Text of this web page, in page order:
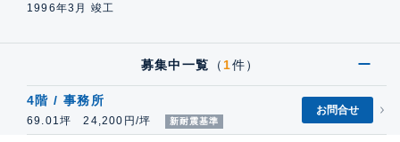
1996年3月 竣工
募集中一覧 （ 1件）
4階 / 事務所
69.01坪 24,200円/坪 新耐震基準
お問合せ